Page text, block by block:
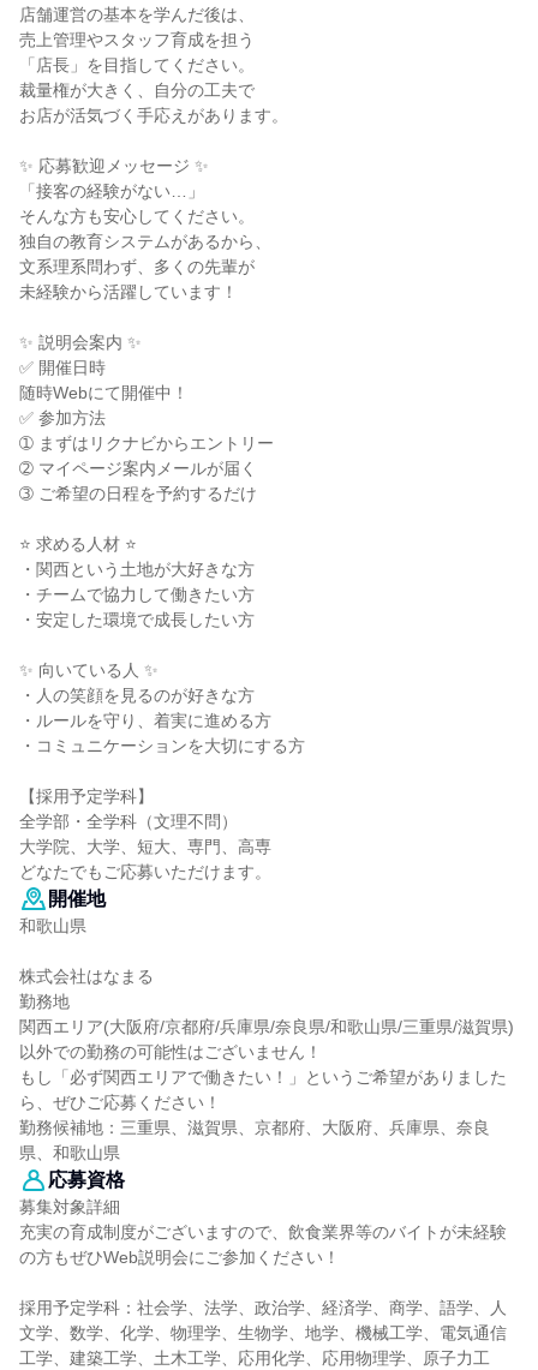
店舗運営の基本を学んだ後は、
売上管理やスタッフ育成を担う
「店長」を目指してください。
裁量権が大きく、自分の工夫で
お店が活気づく手応えがあります。
✨ 応募歓迎メッセージ ✨
「接客の経験がない…」
そんな方も安心してください。
独自の教育システムがあるから、
文系理系問わず、多くの先輩が
未経験から活躍しています！
✨ 説明会案内 ✨
✅ 開催日時
随時Webにて開催中！
✅ 参加方法
➀ まずはリクナビからエントリー
➁ マイページ案内メールが届く
➂ ご希望の日程を予約するだけ
⭐ 求める人材 ⭐
・関西という土地が大好きな方
・チームで協力して働きたい方
・安定した環境で成長したい方
✨ 向いている人 ✨
・人の笑顔を見るのが好きな方
・ルールを守り、着実に進める方
・コミュニケーションを大切にする方
【採用予定学科】
全学部・全学科（文理不問）
大学院、大学、短大、専門、高専
どなたでもご応募いただけます。
開催地
和歌山県
株式会社はなまる
勤務地
関西エリア(大阪府/京都府/兵庫県/奈良県/和歌山県/三重県/滋賀県)
以外での勤務の可能性はございません！
もし「必ず関西エリアで働きたい！」というご希望がありました
ら、ぜひご応募ください！
勤務候補地：三重県、滋賀県、京都府、大阪府、兵庫県、奈良
県、和歌山県
応募資格
募集対象詳細
充実の育成制度がございますので、飲食業界等のバイトが未経験
の方もぜひWeb説明会にご参加ください！
採用予定学科：社会学、法学、政治学、経済学、商学、語学、人
文学、数学、化学、物理学、生物学、地学、機械工学、電気通信
工学、建築工学、土木工学、応用化学、応用物理学、原子力工